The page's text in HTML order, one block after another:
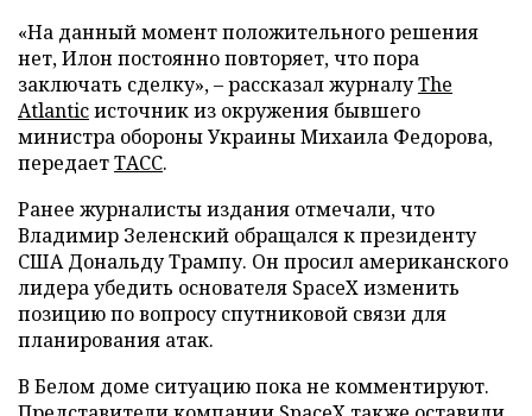
«На данный момент положительного решения
нет, Илон постоянно повторяет, что пора
заключать сделку», – рассказал журналуThe
Atlanticисточник из окружения бывшего
министра обороны Украины Михаила Федорова,
передаетТАСС.
Ранее журналисты издания отмечали, что
Владимир Зеленский обращался к президенту
США Дональду Трампу. Он просил американского
лидера убедить основателя SpaceX изменить
позицию по вопросу спутниковой связи для
планирования атак.
В Белом доме ситуацию пока не комментируют.